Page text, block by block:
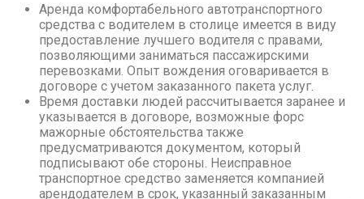
Аренда комфортабельного автотранспортного
средства с водителем в столице имеется в виду
предоставление лучшего водителя с правами,
позволяющими заниматься пассажирскими
перевозками. Опыт вождения оговаривается в
договоре с учетом заказанного пакета услуг.
Время доставки людей рассчитывается заранее и
указывается в договоре, возможные форс
мажорные обстоятельства также
предусматриваются документом, который
подписывают обе стороны. Неисправное
транспортное средство заменяется компанией
арендодателем в срок, указанный заказанным